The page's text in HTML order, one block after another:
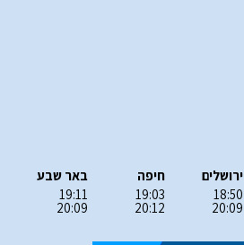
ירושלים
18:50
20:09
חיפה
19:03
20:12
באר שבע
19:11
20:09